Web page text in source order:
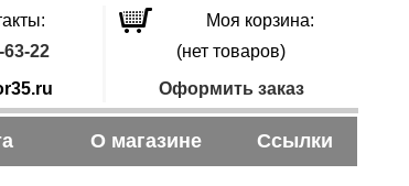
Моя корзина:
63-22
(нет товаров)
Оформить заказ
О магазине Ссылки